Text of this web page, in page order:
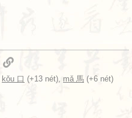
kǒu 口 (+13 nét), mǎ 馬 (+6 nét)